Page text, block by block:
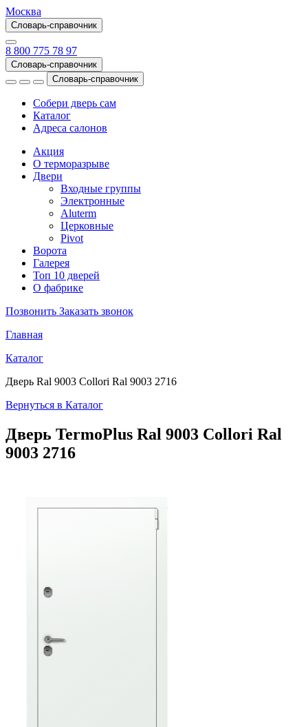
Москва
Словарь-справочник
8 800 775 78 97
Словарь-справочник
Словарь-справочник
Собери дверь сам
Каталог
Адреса салонов
Акция
О терморазрыве
Двери
Входные группы
Электронные
Aluterm
Церковные
Pivot
Ворота
Галерея
Топ 10 дверей
О фабрике
Позвонить Заказать звонок
Главная
Каталог
Дверь Ral 9003 Collori Ral 9003 2716
Вернуться в Каталог
Дверь TermoPlus Ral 9003 Collori Ral
9003 2716